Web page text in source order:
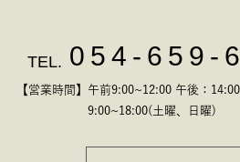
TEL. 054-659-
【営業時間】午前9:00~12:00 午後：
9:00~18:00(土曜、日曜)